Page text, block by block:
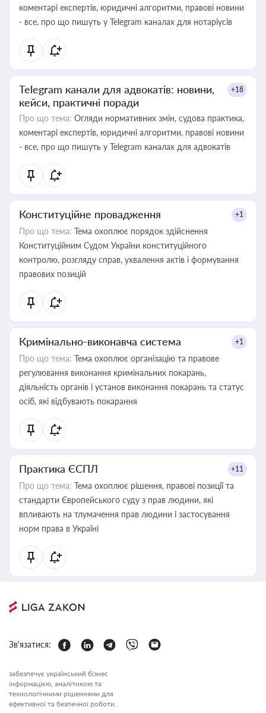
коментарі експертів, юридичні алгоритми, правові новини
- все, про що пишуть у Telegram каналах для нотаріусів
Telegram канали для адвокатів: новини,
кейси, практичні поради
+18
Про що тема: Огляди нормативних змін, судова практика,
коментарі експертів, юридичні алгоритми, правові новини
- все, про що пишуть у Telegram каналах для адвокатів
Конституційне провадження +1
Про що тема: Тема охоплює порядок здійснення
Конституційним Судом України конституційного
контролю, розгляду справ, ухвалення актів і формування
правових позицій
Кримінально-виконавча система +1
Про що тема: Тема охоплює організацію та правове
регулювання виконання кримінальних покарань,
діяльність органів і установ виконання покарань та статус
осіб, які відбувають покарання
Практика ЄСПЛ +11
Про що тема: Тема охоплює рішення, правові позиції та
стандарти Європейського суду з прав людини, які
впливають на тлумачення прав людини і застосування
норм права в Україні
Зв'язатися:
забезпечує український бізнес
інформацією, аналітикою та
технологічними рішеннями для
ефективної та безпечної роботи.